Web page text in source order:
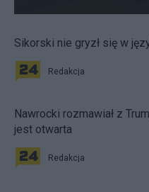
Sikorski nie gryzł się w
Redakcja
Nawrocki rozmawiał z
jest otwarta
Redakcja